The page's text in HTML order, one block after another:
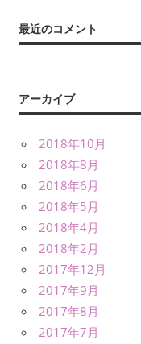
最近のコメント
アーカイブ
2018年10月
2018年8月
2018年6月
2018年5月
2018年4月
2018年2月
2017年12月
2017年9月
2017年8月
2017年7月